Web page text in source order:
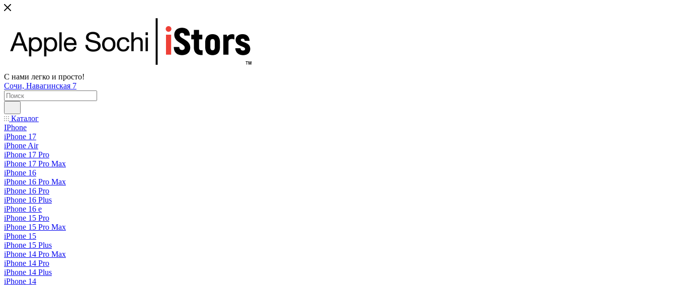
С нами легко и просто!
Сочи, Навагинская 7
Каталог
IPhone
iPhone 17
iPhone Air
iPhone 17 Pro
iPhone 17 Pro Max
iPhone 16
iPhone 16 Pro Max
iPhone 16 Pro
iPhone 16 Plus
iPhone 16 e
iPhone 15 Pro
iPhone 15 Pro Max
iPhone 15
iPhone 15 Plus
iPhone 14 Pro Max
iPhone 14 Pro
iPhone 14 Plus
iPhone 14